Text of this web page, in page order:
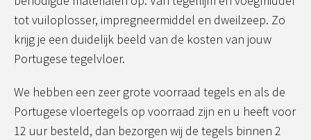
tot vuiloplosser, impregneermiddel en dweilzeep. Zo
krijg je een duidelijk beeld van de kosten van jouw
Portugese tegelvloer.
We hebben een zeer grote voorraad tegels en als de
Portugese vloertegels op voorraad zijn en u heeft voor
12 uur besteld, dan bezorgen wij de tegels binnen 2